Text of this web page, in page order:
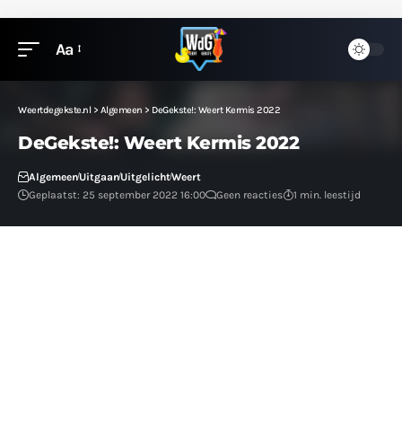
Aa
Weertdegekste.nl> Algemeen > DeGekste!: Weert Kermis 2022
DeGekste!: Weert Kermis 2022
AlgemeenUitgaanUitgelichtWeert
Geplaatst: 25 september 2022 16:00
Geen reacties 1 min. leestijd